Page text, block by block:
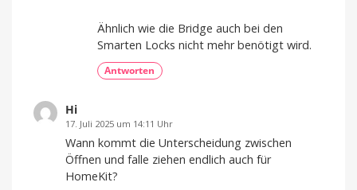
Ähnlich wie die Bridge auch bei den
Smarten Locks nicht mehr benötigt wird.
Antworten
Hi
17. Juli 2025 um 14:11 Uhr
Wann kommt die Unterscheidung zwischen
Öffnen und falle ziehen endlich auch für
HomeKit?